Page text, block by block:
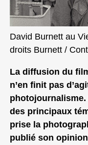
David Burnett au
droits Burnett /
La diffusion du
n’en finit pas
photojournalisme.
des principaux
prise la
publié son